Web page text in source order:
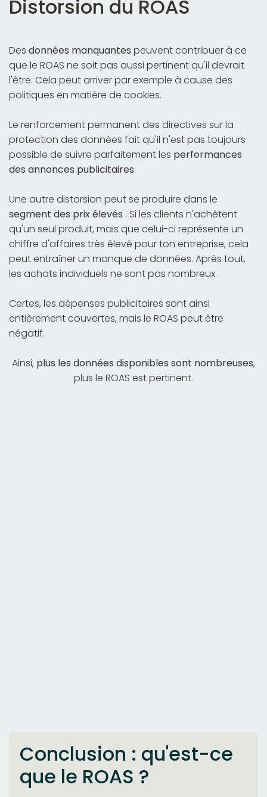
Distorsion du ROAS
Des données manquantes peuvent contribuer à ce
que le ROAS ne soit pas aussi pertinent qu'il devrait
l'être. Cela peut arriver par exemple à cause des
politiques en matière de cookies.
Le renforcement permanent des directives sur la
protection des données fait qu'il n'est pas toujours
possible de suivre parfaitement les performances
des annonces publicitaires.
Une autre distorsion peut se produire dans le
segment des prix élevés . Si les clients n'achètent
qu'un seul produit, mais que celui-ci représente un
chiffre d'affaires très élevé pour ton entreprise, cela
peut entraîner un manque de données. Après tout,
les achats individuels ne sont pas nombreux.
Certes, les dépenses publicitaires sont ainsi
entièrement couvertes, mais le ROAS peut être
négatif.
Ainsi, plus les données disponibles sont nombreuses,
plus le ROAS est pertinent.
Conclusion : qu'est-ce
que le ROAS ?